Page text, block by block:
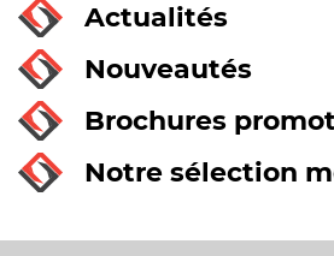
Actualités
Nouveautés
Brochures
Notre sélection